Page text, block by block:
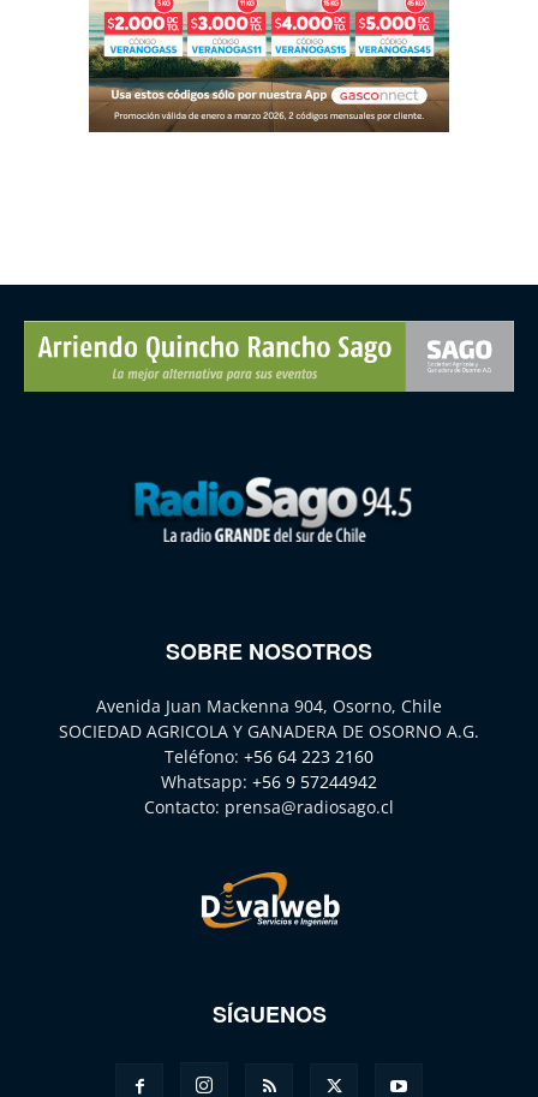
SOBRE NOSOTROS
Avenida Juan Mackenna 904, Osorno, Chile
SOCIEDAD AGRICOLA Y GANADERA DE OSORNO A.G.
Teléfono: +56 64 223 2160
Whatsapp: +56 9 57244942
Contacto: prensa@radiosago.cl
SÍGUENOS